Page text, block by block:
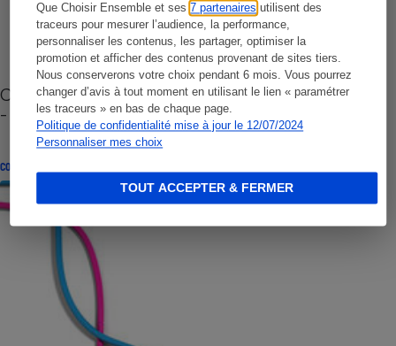
Que Choisir Ensemble et ses7 partenaires utilisent des
traceurs pour mesurer l’audience, la performance,
personnaliser les contenus, les partager, optimiser la
promotion et afficher des contenus provenant de sites tiers.
Nous conserverons votre choix pendant 6 mois. Vous pourrez
changer d’avis à tout moment en utilisant le lien « paramétrer
les traceurs » en bas de chaque page.
Politique de confidentialité mise à jour le 12/07/2024
Personnaliser mes choix
TOUT ACCEPTER & FERMER
Cafetière à capsules zéro déchet CoffeeB (vidéo)
- Premières impressions
CONSEILS